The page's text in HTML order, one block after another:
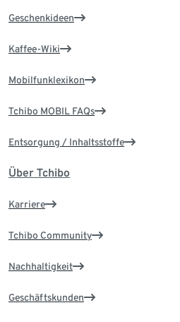
Geschenkideen
Kaffee-Wiki
Mobilfunklexikon
Tchibo MOBIL FAQs
Entsorgung / Inhaltsstoffe
Über Tchibo
Karriere
Tchibo Community
Nachhaltigkeit
Geschäftskunden